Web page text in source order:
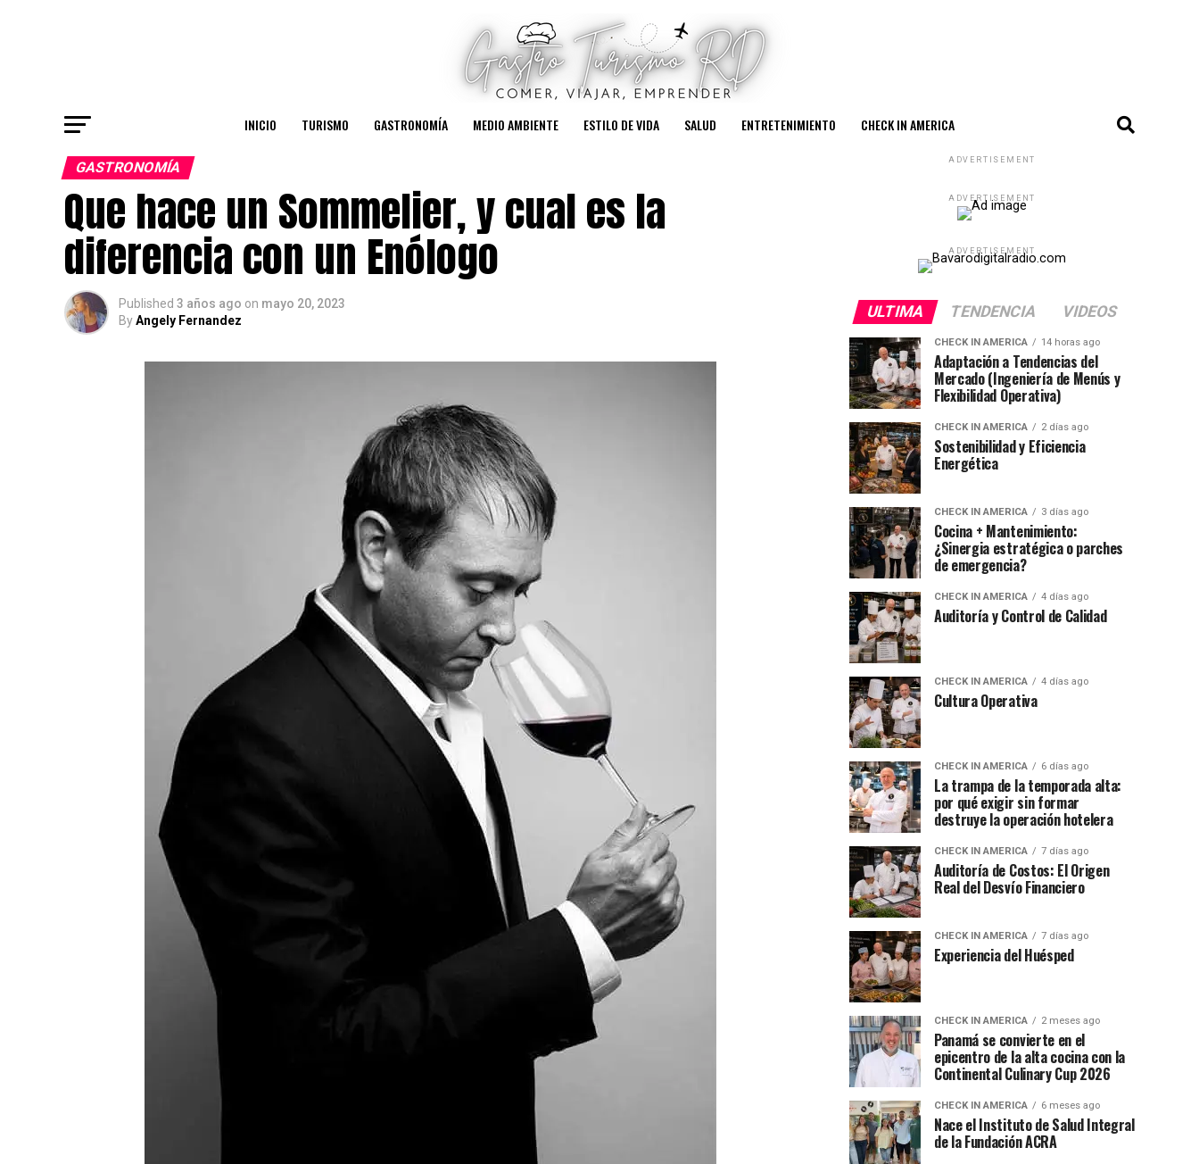
INICIO TURISMO GASTRONOMÍA MEDIO AMBIENTE ESTILO DE VIDA SALUD ENTRETENIMIENTO CHECK IN AMERICA
GASTRONOMÍA
Que hace un Sommelier, y cual es la
diferencia con un Enólogo
Published 3 años ago on mayo 20, 2023
ByAngely Fernandez
ADVERTISEMENT
ADVERTISEMENT
ADVERTISEMENT
ULTIMA TENDENCIA VIDEOS
CHECK IN AMERICA 14 horas ago
Adaptación a Tendencias del
Mercado (Ingeniería de Menús y
Flexibilidad Operativa)
CHECK IN AMERICA 2 días ago
Sostenibilidad y Eficiencia
Energética
CHECK IN AMERICA 3 días ago
Cocina + Mantenimiento:
¿Sinergia estratégica o parches
de emergencia?
CHECK IN AMERICA 4 días ago
Auditoría y Control de Calidad
CHECK IN AMERICA 4 días ago
Cultura Operativa
CHECK IN AMERICA 6 días ago
La trampa de la temporada alta:
por qué exigir sin formar
destruye la operación hotelera
CHECK IN AMERICA 7 días ago
Auditoría de Costos: El Origen
Real del Desvío Financiero
CHECK IN AMERICA 7 días ago
Experiencia del Huésped
CHECK IN AMERICA 2 meses ago
Panamá se convierte en el
epicentro de la alta cocina con la
Continental Culinary Cup 2026
CHECK IN AMERICA 6 meses ago
Nace el Instituto de Salud Integral
de la Fundación ACRA